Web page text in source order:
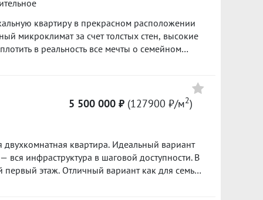
II пол. 2023
117600 ₽/м²
квартиру в прекрасном расположении
в реальность все мечты о семейном
на просмотр, вам понравится! ID
5 500 000 ₽ (127900 ₽/м2)
квартира. Идеальный вариант
инфраструктура в шаговой доступности. В